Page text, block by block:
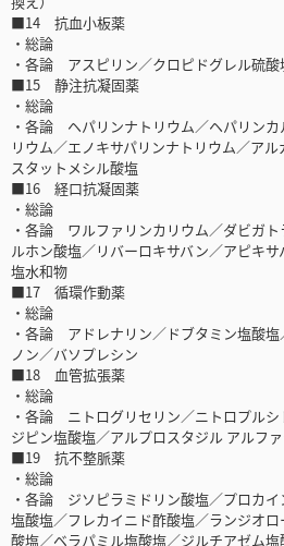
■14 抗血小板薬
・総論
・各論 アスピリン／クロピドグレル硫
■15 静注抗凝固薬
・総論
・各論 ヘパリンナトリウム／ヘパリン
リウム／エノキサパリンナトリウム／ア
スタットメシル酸塩
■16 経口抗凝固薬
・総論
・各論 ワルファリンカリウム／ダビガ
ルホン酸塩／リバーロキサバン／アピキ
塩水和物
■17 循環作動薬
・総論
・各論 アドレナリン／ドブタミン塩酸塩
ノン／バソプレシン
■18 血管拡張薬
・総論
・各論 ニトログリセリン／ニトロプル
ジピン塩酸塩／アルプロスタジル アルフ
■19 抗不整脈薬
・総論
・各論 ジソピラミドリン酸塩／プロカ
塩酸塩／フレカイニド酢酸塩／ランジオ
酸塩／ベラパミル塩酸塩／ジルチアゼム